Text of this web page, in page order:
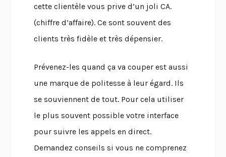
cette clientèle vous prive d’un joli CA.
(chiffre d’affaire). Ce sont souvent des
clients très fidèle et très dépensier.
Prévenez-les quand ça va couper est aussi
une marque de politesse à leur égard. Ils
se souviennent de tout. Pour cela utiliser
le plus souvent possible votre interface
pour suivre les appels en direct.
Demandez conseils si vous ne comprenez